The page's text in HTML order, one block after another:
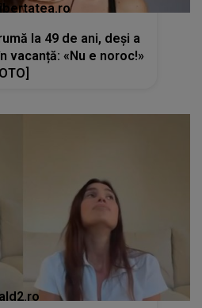
la 49 de ani, deși a
vacanță: «Nu e noroc!»